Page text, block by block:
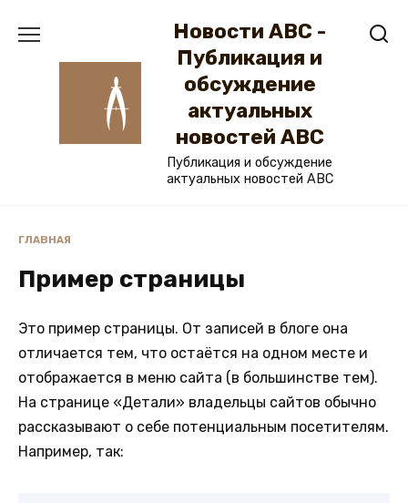
Новости ABC -
Публикация и
обсуждение
актуальных
новостей ABC
Публикация и обсуждение
актуальных новостей ABC
ГЛАВНАЯ
Пример страницы
Это пример страницы. От записей в блоге она
отличается тем, что остаётся на одном месте и
отображается в меню сайта (в большинстве тем).
На странице «Детали» владельцы сайтов обычно
рассказывают о себе потенциальным посетителям.
Например, так: